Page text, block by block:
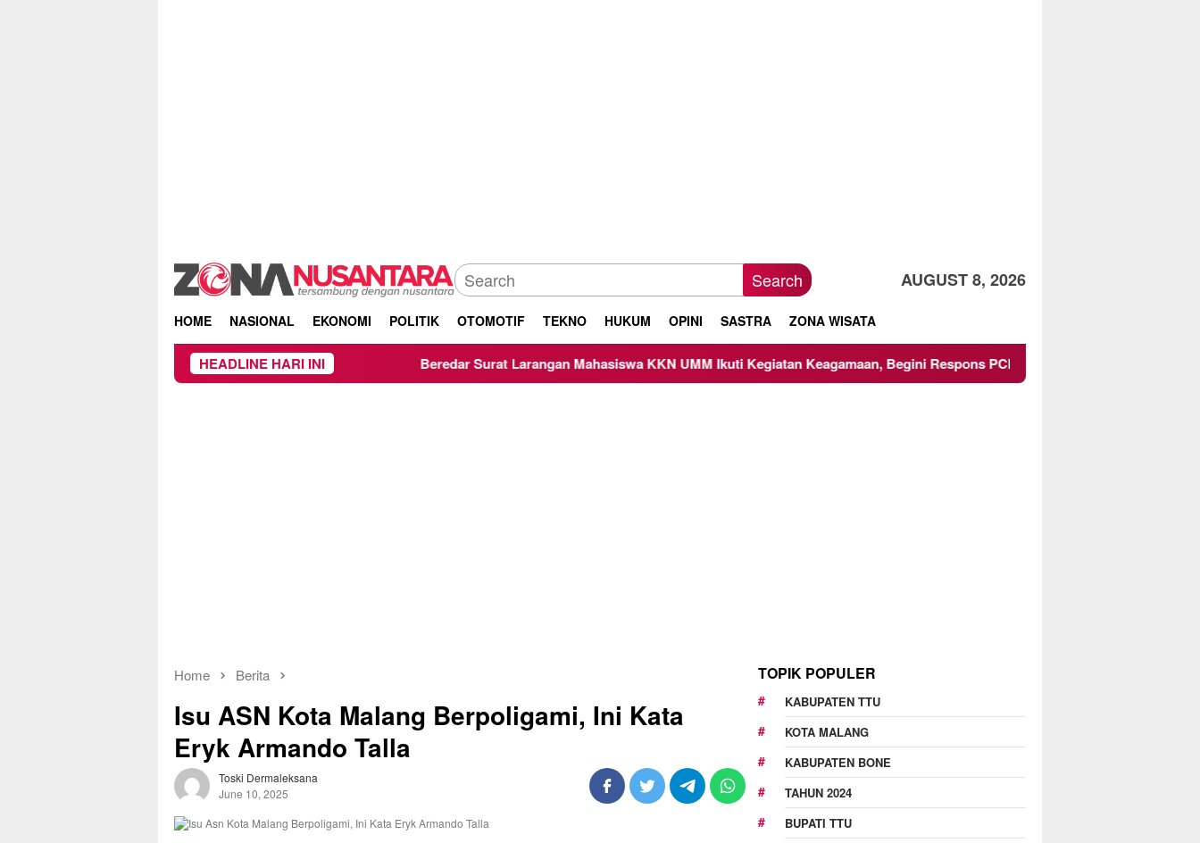
Search AUGUST 8, 2026
HOME NASIONAL EKONOMI POLITIK OTOMOTIF TEKNO HUKUM OPINI SASTRA ZONA WISATA
HEADLINE HARI INIBeredar Surat Larangan Mahasiswa KKN UMM Ikuti Kegiatan Keagamaan, Begini Respons PCNU dan Kampus
Home Berita
Isu ASN Kota Malang Berpoligami, Ini Kata
Eryk Armando Talla
Toski Dermaleksana
June 10, 2025
TOPIK POPULER
KABUPATEN TTU
KOTA MALANG
KABUPATEN BONE
TAHUN 2024
BUPATI TTU